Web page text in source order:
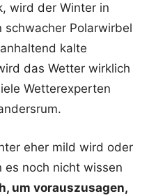
wird der Winter in
schwacher Polarwirbel
kalte
das Wetter wirklich
Wetterexperten
eher mild wird oder
es noch nicht wissen
um vorauszusagen,